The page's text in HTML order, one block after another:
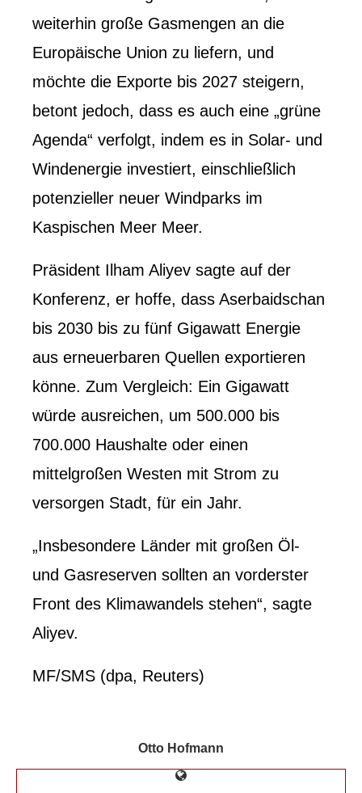
weiterhin große Gasmengen an die
Europäische Union zu liefern, und
möchte die Exporte bis 2027 steigern,
betont jedoch, dass es auch eine „grüne
Agenda“ verfolgt, indem es in Solar- und
Windenergie investiert, einschließlich
potenzieller neuer Windparks im
Kaspischen Meer Meer.
Präsident Ilham Aliyev sagte auf der
Konferenz, er hoffe, dass Aserbaidschan
bis 2030 bis zu fünf Gigawatt Energie
aus erneuerbaren Quellen exportieren
könne. Zum Vergleich: Ein Gigawatt
würde ausreichen, um 500.000 bis
700.000 Haushalte oder einen
mittelgroßen Westen mit Strom zu
versorgen Stadt, für ein Jahr.
„Insbesondere Länder mit großen Öl-
und Gasreserven sollten an vorderster
Front des Klimawandels stehen“, sagte
Aliyev.
MF/SMS (dpa, Reuters)
Otto Hofmann